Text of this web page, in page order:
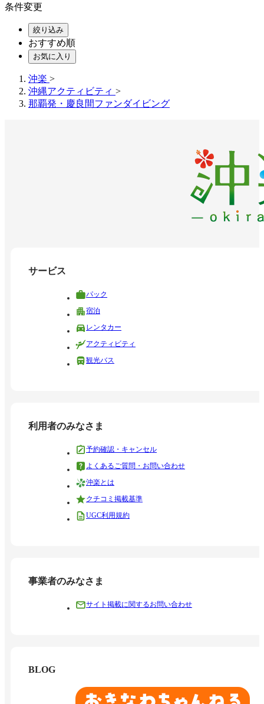
条件変更
絞り込み
おすすめ順
お気に入り
沖楽 >
沖縄アクティビティ >
那覇発・慶良間ファンダイビング
サービス
パック
宿泊
レンタカー
アクティビティ
観光バス
利用者のみなさま
予約確認・キャンセル
よくあるご質問・お問い合わせ
沖楽とは
クチコミ掲載基準
UGC利用規約
事業者のみなさま
サイト掲載に関するお問い合わせ
BLOG